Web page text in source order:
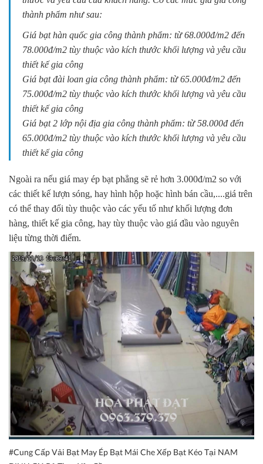
thành phẩm như sau:
Giá bạt hàn quốc gia công thành phẩm: từ 68.000đ/m2 đến
78.000đ/m2 tùy thuộc vào kích thước khối lượng và yêu cầu
thiết kế gia công
Giá bạt đài loan gia công thành phẩm: từ 65.000đ/m2 đến
75.000đ/m2 tùy thuộc vào kích thước khối lượng và yêu cầu
thiết kế gia công
Giá bạt 2 lớp nội địa gia công thành phẩm: từ 58.000đ đến
65.000đ/m2 tùy thuộc vào kích thước khối lượng và yêu cầu
thiết kế gia công
Ngoài ra nếu giá may ép bạt phẳng sẽ rẻ hơn 3.000đ/m2 so với
các thiết kế lượn sóng, hay hình hộp hoặc hình bán cầu,....giá trên
có thể thay đổi tùy thuộc vào các yếu tố như khối lượng đơn
hàng, thiết kế gia công, hay tùy thuộc vào giá đầu vào nguyên
liệu từng thời điểm.
#Cung Cấp Vải Bạt May Ép Bạt Mái Che Xếp Bạt Kéo Tại NAM